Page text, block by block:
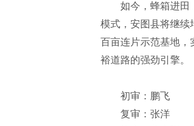
如今，蜂箱进田
模式，安图县将继续
百亩连片示范基地
裕道路的强劲引擎。
初审：鹏飞
复审：张洋